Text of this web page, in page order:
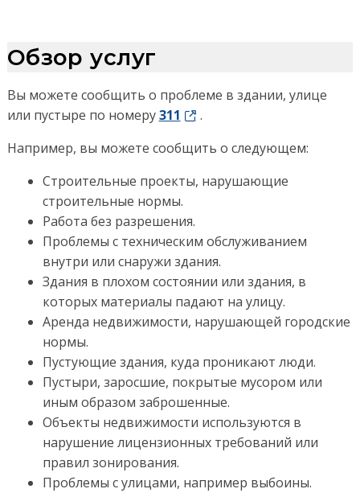
Обзор услуг
Вы можете сообщить о проблеме в здании, улице
или пустыре по номеру311
.
Например, вы можете сообщить о следующем:
Строительные проекты, нарушающие
строительные нормы.
Работа без разрешения.
Проблемы с техническим обслуживанием
внутри или снаружи здания.
Здания в плохом состоянии или здания, в
которых материалы падают на улицу.
Аренда недвижимости, нарушающей городские
нормы.
Пустующие здания, куда проникают люди.
Пустыри, заросшие, покрытые мусором или
иным образом заброшенные.
Объекты недвижимости используются в
нарушение лицензионных требований или
правил зонирования.
Проблемы с улицами, например выбоины.